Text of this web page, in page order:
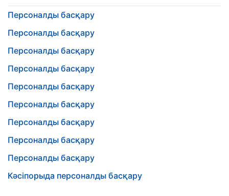
Персоналды басқару
Персоналды басқару
Персоналды басқару
Персоналды басқару
Персоналды басқару
Персоналды басқару
Персоналды басқару
Персоналды басқару
Персоналды басқару
Кәсіпорыда персоналды басқару